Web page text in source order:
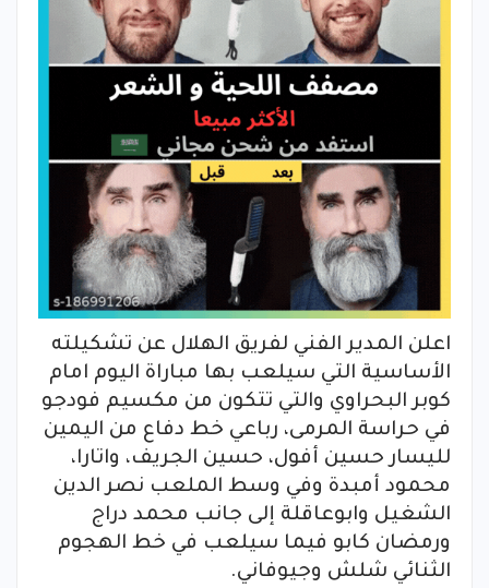
اعلن المدير الفني لفريق الهلال عن تشكيلته
الأساسية التي سيلعب بها مباراة اليوم امام
كوبر البحراوي والتي تتكون من مكسيم فودجو
في حراسة المرمى، رباعي خط دفاع من اليمين
لليسار حسين أفول، حسين الجريف، واتارا،
محمود أمبدة وفي وسط الملعب نصر الدين
الشغيل وابوعاقلة إلى جانب محمد دراج
ورمضان كابو فيما سيلعب في خط الهجوم
الثنائي شلش وجيوفاني.